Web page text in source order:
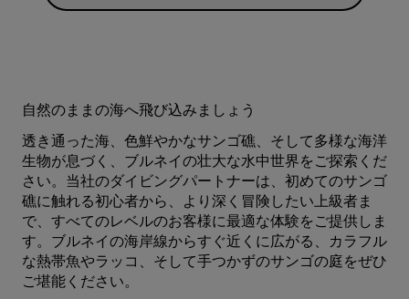
自然のままの海へ飛び込みましょう
透き通った海、色鮮やかなサンゴ礁、そして多様な海洋
生物が息づく、ブルネイの壮大な水中世界をご探索くだ
さい。当社のダイビングパートナーは、初めてのサンゴ
礁に触れる初心者から、より深く冒険したい上級者ま
で、すべてのレベルのお客様に最適な体験をご提供しま
す。ブルネイの海岸線からすぐ近くに広がる、カラフル
な熱帯魚やラッコ、そして手つかずのサンゴの庭をぜひ
ご堪能ください。